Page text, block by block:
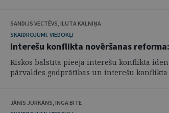
SANDIJS VECTĒVS, ILUTA KALNIŅA
SKAIDROJUMI. VIEDOKĻI
Interešu konflikta novēršanas
Riskos balstīta pieeja interešu konflikta
pārvaldes godprātības un interešu konflikta
JĀNIS JURKĀNS, INGA BITE